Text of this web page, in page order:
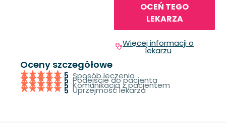
OCEŃ TEGO
LEKARZA
Więcej informacji o
lekarzu
Oceny szczegółowe
5 Sposób leczenia
5 Podejście do pacjenta
5 Komunikacja z pacjentem
5 Uprzejmość lekarza